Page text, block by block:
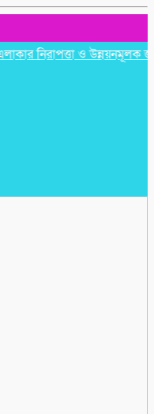
নিরাপত্তা ও উন্নয়নমূলক জরুরি